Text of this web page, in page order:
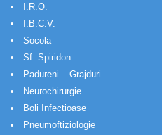
I.R.O.
I.B.C.V.
Socola
Sf. Spiridon
Padureni – Grajduri
Neurochirurgie
Boli Infectioase
Pneumoftiziologie